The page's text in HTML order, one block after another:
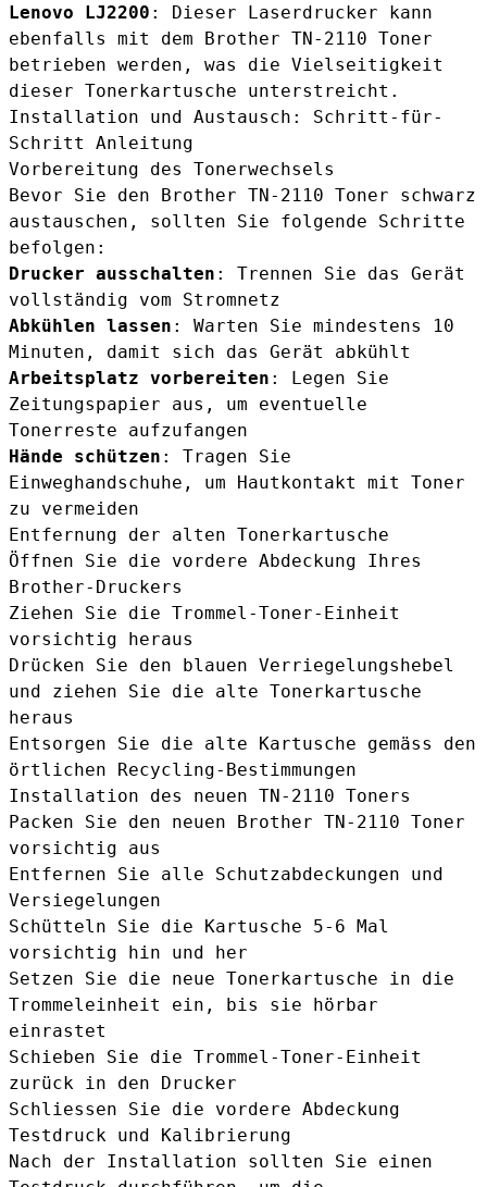
Lenovo LJ2200 : Dieser Laserdrucker kann
ebenfalls mit dem Brother TN-2110 Toner
betrieben werden, was die Vielseitigkeit
dieser Tonerkartusche unterstreicht.
Installation und Austausch: Schritt-für-
Schritt Anleitung
Vorbereitung des Tonerwechsels
Bevor Sie den Brother TN-2110 Toner schwarz
austauschen, sollten Sie folgende Schritte
befolgen:
Drucker ausschalten : Trennen Sie das Gerät
vollständig vom Stromnetz
Abkühlen lassen : Warten Sie mindestens 10
Minuten, damit sich das Gerät abkühlt
Arbeitsplatz vorbereiten : Legen Sie
Zeitungspapier aus, um eventuelle
Tonerreste aufzufangen
Hände schützen : Tragen Sie
Einweghandschuhe, um Hautkontakt mit Toner
zu vermeiden
Entfernung der alten Tonerkartusche
Öffnen Sie die vordere Abdeckung Ihres
Brother-Druckers
Ziehen Sie die Trommel-Toner-Einheit
vorsichtig heraus
Drücken Sie den blauen Verriegelungshebel
und ziehen Sie die alte Tonerkartusche
heraus
Entsorgen Sie die alte Kartusche gemäss den
örtlichen Recycling-Bestimmungen
Installation des neuen TN-2110 Toners
Packen Sie den neuen Brother TN-2110 Toner
vorsichtig aus
Entfernen Sie alle Schutzabdeckungen und
Versiegelungen
Schütteln Sie die Kartusche 5-6 Mal
vorsichtig hin und her
Setzen Sie die neue Tonerkartusche in die
Trommeleinheit ein, bis sie hörbar
einrastet
Schieben Sie die Trommel-Toner-Einheit
zurück in den Drucker
Schliessen Sie die vordere Abdeckung
Testdruck und Kalibrierung
Nach der Installation sollten Sie einen